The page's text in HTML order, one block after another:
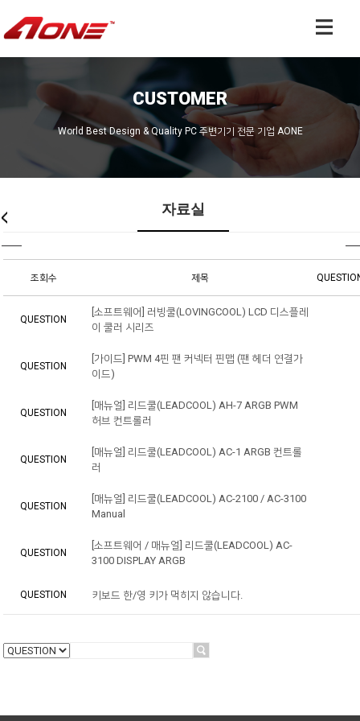
CUSTOMER
World Best Design & Quality PC 주변기기 전문 기업 AONE
자료실
조회수 제목
QUESTION
[소프트웨어] 러빙쿨(LOVINGCOOL) LCD 디스플레
이 쿨러 시리즈
QUESTION
[가이드] PWM 4핀 팬 커넥터 핀맵 (팬 헤더 연결가
이드)
QUESTION
[매뉴얼] 리드쿨(LEADCOOL) AH-7 ARGB PWM
허브 컨트롤러
QUESTION
[매뉴얼] 리드쿨(LEADCOOL) AC-1 ARGB 컨트롤
러
QUESTION
[매뉴얼] 리드쿨(LEADCOOL) AC-2100 / AC-3100
Manual
QUESTION
[소프트웨어 / 매뉴얼] 리드쿨(LEADCOOL) AC-
3100 DISPLAY ARGB
QUESTION 키보드 한/영 키가 먹히지 않습니다.